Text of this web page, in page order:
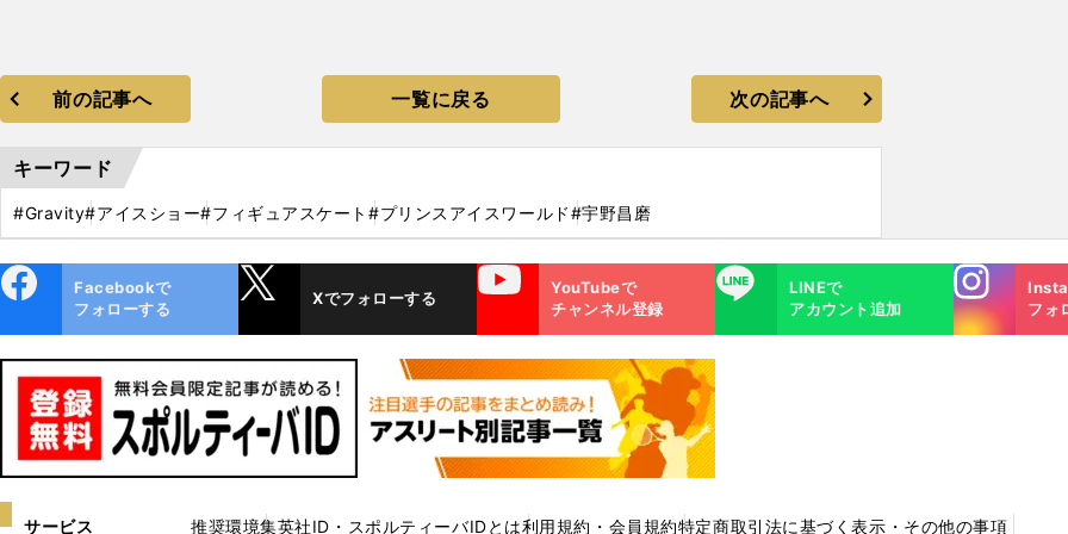
前の記事へ 一覧に戻る 次の記事へ
キーワード
#Gravity#アイスショー#フィギュアスケート #プリンスアイスワールド#宇野昌磨
ok
Facebookで
フォローする
Xでフォローする
YouTube
YouTubeで
チャンネル登録
LINE
LINEで
アカウント追加
Instagra
m
フォ
サービス 推奨環境集英社ID・スポルティーバIDとは利用規約・会員規約特定商取引法に基づく表示・その他の事項